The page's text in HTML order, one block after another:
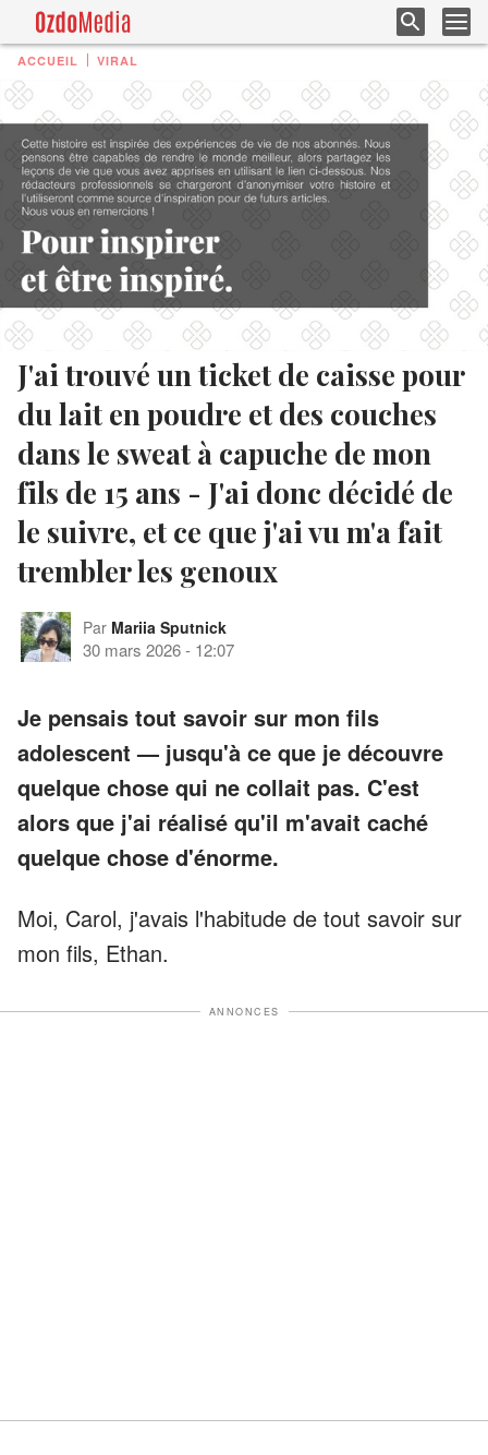
ACCUEIL VIRAL
J'ai trouvé un ticket de caisse pour
du lait en poudre et des couches
dans le sweat à capuche de mon
fils de 15 ans - J'ai donc décidé de
le suivre, et ce que j'ai vu m'a fait
trembler les genoux
Par Mariia Sputnick
30 mars 2026- 12:07
Je pensais tout savoir sur mon fils
adolescent — jusqu'à ce que je découvre
quelque chose qui ne collait pas. C'est
alors que j'ai réalisé qu'il m'avait caché
quelque chose d'énorme.
Moi, Carol, j'avais l'habitude de tout savoir sur
mon fils, Ethan.
ANNONCES